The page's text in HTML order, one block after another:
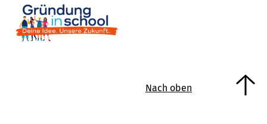
Nach oben